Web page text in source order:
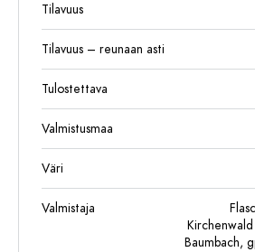
Tilavuus
Tilavuus – reunaan asti
Tulostettava
Valmistusmaa
Väri
Valmistaja
Baumbach,